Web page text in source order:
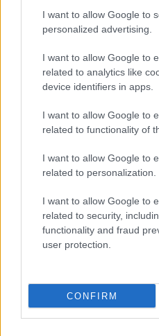
I want to allow Google to
personalized advertising.
I want to allow Google to
related to analytics like
device identifiers in apps.
I want to allow Google to
related to functionality of
I want to allow Google to
related to personalization.
I want to allow Google to
related to security,
functionality and fraud
user protection.
CONFIRM
Βιτάλις: «Ανυπομονώ να
και να τα δώσω όλα για